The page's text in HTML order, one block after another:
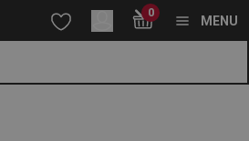
chuť, maminko! Den matek s
na hlavní obsah
na vyhledávání
na navigaci 0
MENU